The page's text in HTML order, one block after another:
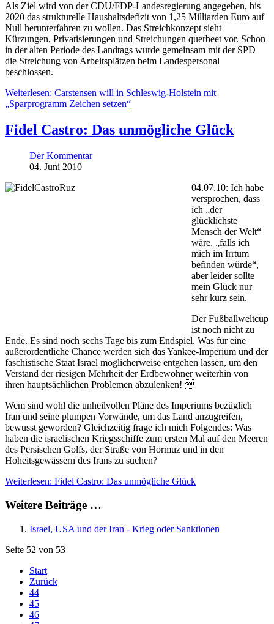
Als Ziel wird von der CDU/FDP-Landesregierung angegeben, bis
2020 das strukturelle Haushaltsdefizit von 1,25 Milliarden Euro auf
Null herunterfahren zu wollen. Das Streichkonzept sieht
Kürzungen, Privatisierungen und Streichungen querbeet vor. Schon
in der alten Periode des Landtags wurde gemeinsam mit der SPD
die Streichung von Arbeitsplätzen beim Landespersonal
beschlossen.
Weiterlesen: Carstensen will in Schleswig-Holstein mit
„Sparprogramm Zeichen setzen“
Fidel Castro: Das unmögliche Glück
Der Kommentar
04. Juni 2010
04.07.10: Ich habe
versprochen, dass
ich „der
glücklichste
Mensch der Welt“
wäre, „falls ich
mich im Irrtum
befinden würde“,
aber leider sollte
mein Glück nur
sehr kurz sein.
Der Fußballweltcup
ist noch nicht zu
Ende. Es sind noch sechs Tage bis zum Endspiel. Was für eine
außerordentliche Chance werden sich das Yankee-Imperium und der
faschistische Staat Israel möglicherweise entgehen lassen, um den
Verstand der riesigen Mehrheit der Erdbewohner weiterhin von
ihren hauptsächlichen Problemen abzulenken! 
Wem sind wohl die unheilvollen Pläne des Imperiums bezüglich
Iran und seine plumpen Vorwände, um das Land anzugreifen,
bewusst geworden? Gleichzeitig frage ich mich Folgendes: Was
haben die israelischen Kriegsschiffe zum ersten Mal auf den Meeren
des Persischen Golfs, der Straße von Hormuz und in den
Hoheitsgewässern des Irans zu suchen?
Weiterlesen: Fidel Castro: Das unmögliche Glück
Weitere Beiträge …
Israel, USA und der Iran - Krieg oder Sanktionen
Seite 52 von 53
Start
Zurück
44
45
46